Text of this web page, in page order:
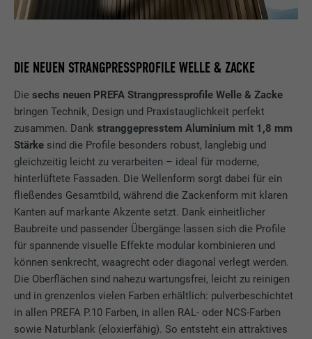
DIE NEUEN STRANGPRESSPROFILE WELLE & ZACKE
Diesechs neuen PREFA Strangpressprofile Welle & Zacke
bringen Technik, Design und Praxistauglichkeit perfekt
zusammen. Dankstranggepresstem Aluminium mit 1,8 mm
Stärke sind die Profile besonders robust, langlebig und
gleichzeitig leicht zu verarbeiten – ideal für moderne,
hinterlüftete Fassaden. Die Wellenform sorgt dabei für ein
fließendes Gesamtbild, während die Zackenform mit klaren
Kanten auf markante Akzente setzt. Dank einheitlicher
Baubreite und passender Übergänge lassen sich die Profile
für spannende visuelle Effekte modular kombinieren und
können senkrecht, waagrecht oder diagonal verlegt werden.
Die Oberflächen sind nahezu wartungsfrei, leicht zu reinigen
und in grenzenlos vielen Farben erhältlich: pulverbeschichtet
in allen PREFA P.10 Farben, in allen RAL- oder NCS-Farben
sowie Naturblank (eloxierfähig). So entsteht ein attraktives